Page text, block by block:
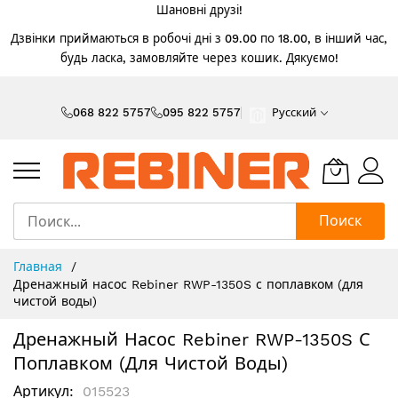
Шановні друзі!
Дзвінки приймаються в робочі дні з 09.00 по 18.00, в інший час,
будь ласка, замовляйте через кошик. Дякуємо!
068 822 5757 095 822 5757 Русский
Поиск
Главная
Дренажный насос Rebiner RWP-1350S с поплавком (для
чистой воды)
Дренажный Насос Rebiner RWP-1350S С
Поплавком (для Чистой Воды)
Артикул 015523